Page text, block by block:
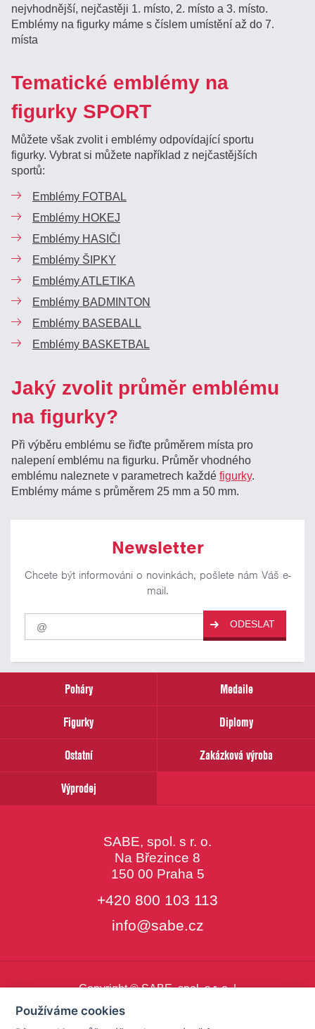
nejvhodnější, nejčastěji 1. místo, 2. místo a 3. místo.
Emblémy na figurky máme s číslem umístění až do 7.
místa
Tematické emblémy na
figurky SPORT
Můžete však zvolit i emblémy odpovídající sportu
figurky. Vybrat si můžete například z nejčastějších
sportů:
Emblémy FOTBAL
Emblémy HOKEJ
Emblémy HASIČI
Emblémy ŠIPKY
Emblémy ATLETIKA
Emblémy BADMINTON
Emblémy BASEBALL
Emblémy BASKETBAL
Jaký zvolit průměr emblému
na figurky?
Při výběru emblému se řiďte průměrem místa pro
nalepení emblému na figurku. Průměr vhodného
emblému naleznete v parametrech každéfigurky.
Emblémy máme s průměrem 25 mm a 50 mm.
Newsletter
Chcete být informováni o novinkách, pošlete nám Váš e-
mail.
Pro
odběr
našich
email
ODESLAT
Poháry
Medaile
Figurky
Diplomy
Ostatní
Zakázková výroba
Výprodej
SABE, spol. s r. o.
Na Březince 8
150 00 Praha 5
+420 800 103 113
info@sabe.cz
Copyright © SABE, spol. s r. o. |
Používáme cookies